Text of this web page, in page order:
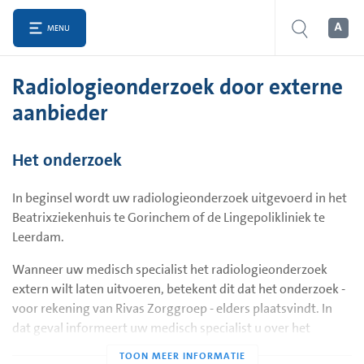
MENU
Radiologieonderzoek door externe
aanbieder
Het onderzoek
In beginsel wordt uw radiologieonderzoek uitgevoerd in het
Beatrixziekenhuis te Gorinchem of de Lingepolikliniek te
Leerdam.
Wanneer uw medisch specialist het radiologieonderzoek
extern wilt laten uitvoeren, betekent dit dat het onderzoek -
voor rekening van Rivas Zorggroep - elders plaatsvindt. In
dat geval informeert uw medisch specialist u over het